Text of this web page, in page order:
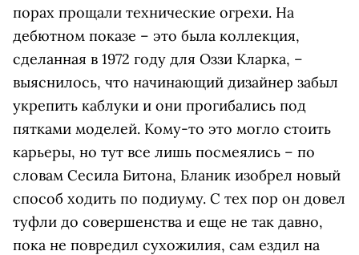
порах прощали технические огрехи. На
дебютном показе – это была коллекция,
сделанная в 1972 году для Оззи Кларка, –
выяснилось, что начинающий дизайнер забыл
укрепить каблуки и они прогибались под
пятками моделей. Кому-то это могло стоить
карьеры, но тут все лишь посмеялись – по
словам Сесила Битона, Бланик изобрел новый
способ ходить по подиуму. С тех пор он довел
туфли до совершенства и еще не так давно,
пока не повредил сухожилия, сам ездил на